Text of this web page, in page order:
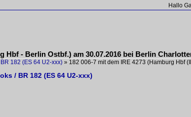
Hallo
Hbf - Berlin Ostbf.) am 30.07.2016 bei Berlin
BR 182 (ES 64 U2-xxx) » 182 006-7 mit dem IRE 4273 (Hamburg Hbf
/ BR 182 (ES 64 U2-xxx)